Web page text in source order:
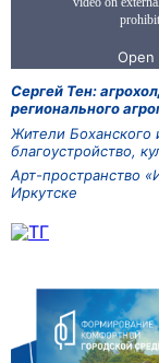
Сергей Тен:
регионального
Жители Боханского
благоустройство,
Арт-пространство
Иркутске